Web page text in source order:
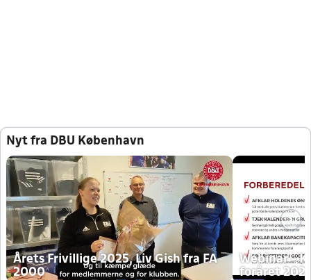
Nyt fra DBU København
Årets Frivillige 2025, Liv Gish fra FA
2000
Webinar -
foråret